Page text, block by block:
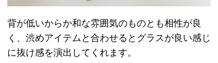
背が低いからか和な雰囲気のものとも相性が良
く、渋めアイテムと合わせるとグラスが良い感じ
に抜け感を演出してくれます。